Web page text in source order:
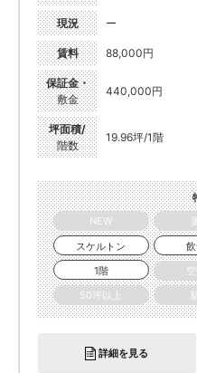
現況 ー
賃料 88,000円
保証金・
敷金
440,000円
坪面積/
階数
19.96坪/1階
NEW
スケルトン
1階
50坪以上
詳細を見る